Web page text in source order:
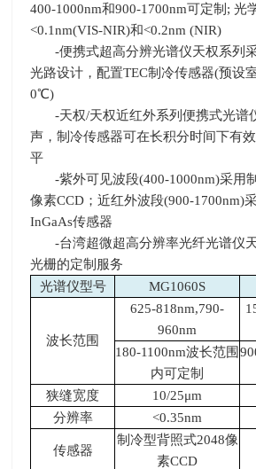
400-1000nm和900-1700nm可定制 ;光
<0.1nm(VIS-NIR)和<0.2nm (NIR)
-便携式超高分辨光谱仪天权系列
光路设计，配置TEC制冷传感器(预设
0℃)
-天权/天权近红外系列便携式光谱
声，制冷传感器可在长积分时间下有
平
-紫外可见波段(400-1000nm)采用
像素CCD ；近红外波段(900-1700nm)
InGaAs传感器
-台湾超微超高分辨率光纤光谱仪
光栅的定制服务
光谱仪型号
MG1060S
波长范围
625-818nm,790-
960nm
180-1100nm波长范围
内可定制
狭缝宽度
10/25μm
分辨率
<0.35nm
传感器
制冷型背照式2048像
素CCD